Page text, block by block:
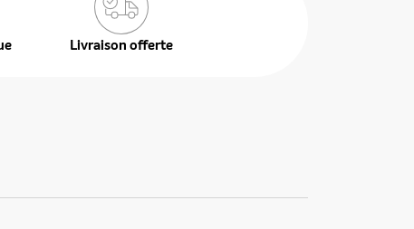
Livraison offerte